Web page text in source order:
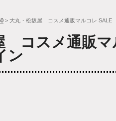
> 大丸・松坂屋 コスメ通販マルコレ SALE
コスメ通販マ
ン